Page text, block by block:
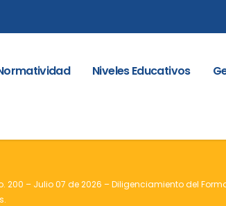
Niveles Educativos
200 – Julio 07 de 2026 – Diligenciamiento del